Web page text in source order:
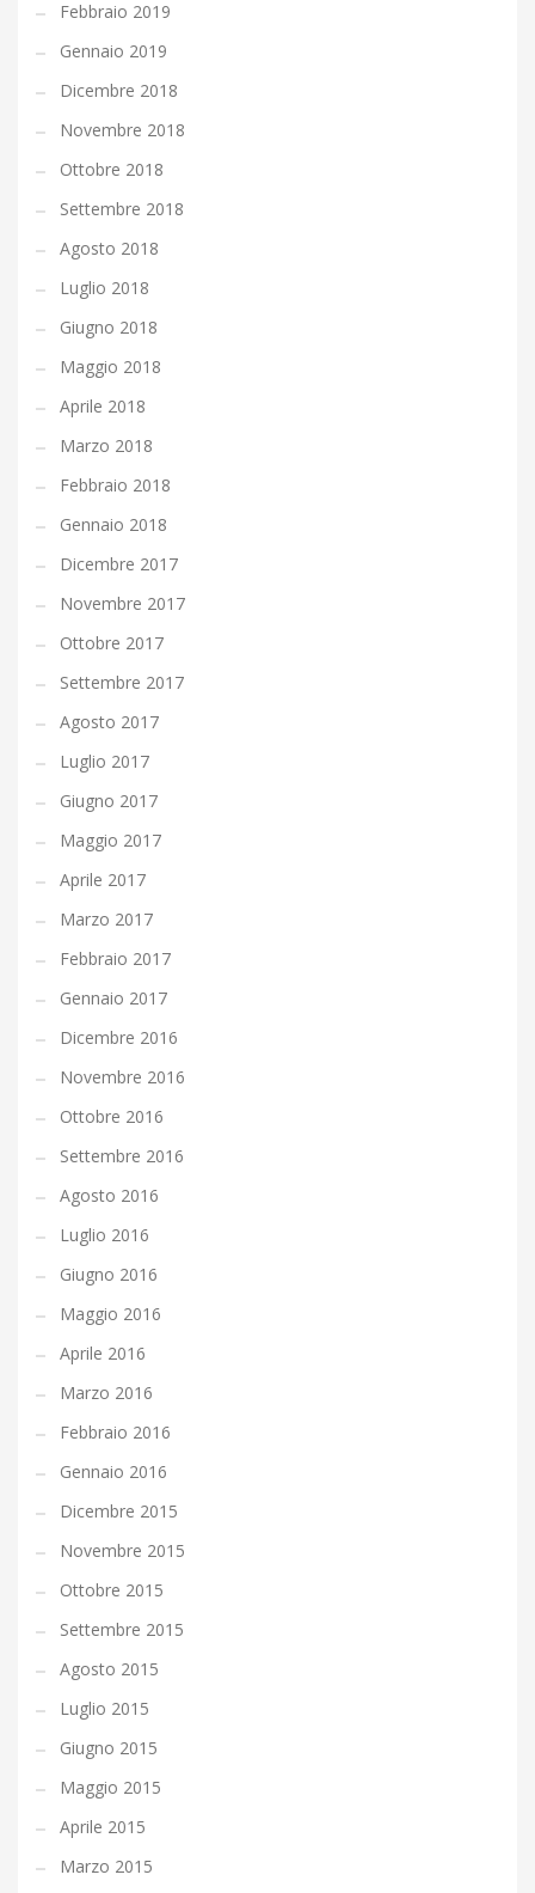
Febbraio 2019
Gennaio 2019
Dicembre 2018
Novembre 2018
Ottobre 2018
Settembre 2018
Agosto 2018
Luglio 2018
Giugno 2018
Maggio 2018
Aprile 2018
Marzo 2018
Febbraio 2018
Gennaio 2018
Dicembre 2017
Novembre 2017
Ottobre 2017
Settembre 2017
Agosto 2017
Luglio 2017
Giugno 2017
Maggio 2017
Aprile 2017
Marzo 2017
Febbraio 2017
Gennaio 2017
Dicembre 2016
Novembre 2016
Ottobre 2016
Settembre 2016
Agosto 2016
Luglio 2016
Giugno 2016
Maggio 2016
Aprile 2016
Marzo 2016
Febbraio 2016
Gennaio 2016
Dicembre 2015
Novembre 2015
Ottobre 2015
Settembre 2015
Agosto 2015
Luglio 2015
Giugno 2015
Maggio 2015
Aprile 2015
Marzo 2015